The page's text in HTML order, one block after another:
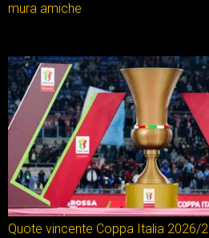
mura amiche
Quote vincente Coppa Italia 2026/